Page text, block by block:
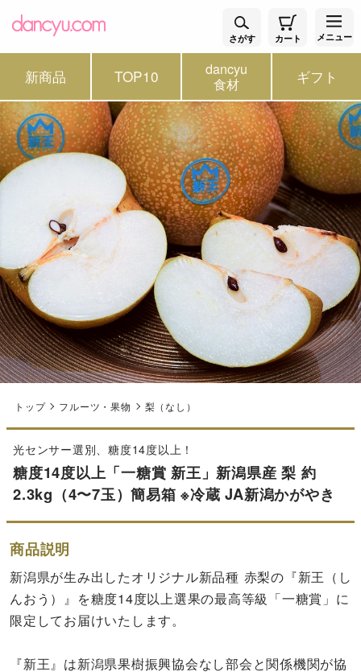
さがす カート メニュー
新商品 TOP10 dancyu
食材 ギフト
トップ フルーツ・果物 梨（なし）
光センサー選別、糖度14度以上！
糖度14度以上「一糖賞 新王」新潟県産 梨 約
2.3kg（4〜7玉）簡易箱 ※冷蔵 JA新潟かがやき
商品説明
新潟県が生み出したオリジナル新品種 赤梨の『新王（し
んおう）』を糖度14度以上選果の最高等級「一糖賞」に
限定してお届けいたします。
『新王』は新潟県果樹振興協会なし部会と関係機関が協